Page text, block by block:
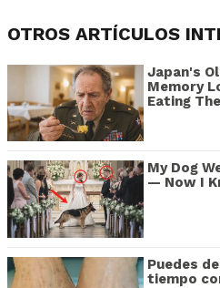
OTROS ARTÍCULOS
Japan's
Memory
Eating
My Dog
— Now I
Puedes
tiempo